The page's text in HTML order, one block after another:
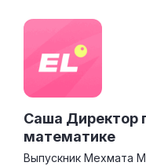
Саша Директор
математике
Выпускник Мехмата